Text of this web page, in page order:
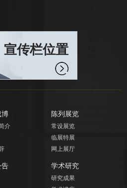
宣传栏位置
博
介
陈列展览
常设展览
临展特展
网上展厅
告 学术研究
研究成果